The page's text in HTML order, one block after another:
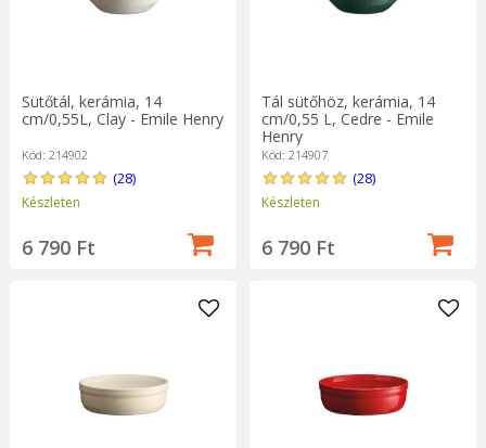
Sütőtál, kerámia, 14
cm/0,55L, Clay - Emile Henry
Kód: 214902
(28)
Készleten
6 790 Ft
Tál sütőhöz, kerámia, 14
cm/0,55 L, Cedre - Emile
Henry
Kód: 214907
(28)
Készleten
6 790 Ft